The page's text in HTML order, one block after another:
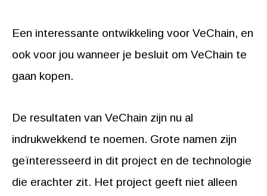
Een interessante ontwikkeling voor VeChain, en
ook voor jou wanneer je besluit om VeChain te
gaan kopen.
De resultaten van VeChain zijn nu al
indrukwekkend te noemen. Grote namen zijn
geïnteresseerd in dit project en de technologie
die erachter zit. Het project geeft niet alleen